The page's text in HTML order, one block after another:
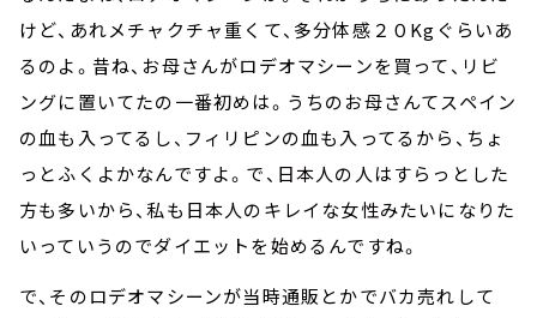
けど、あれメチャクチャ重くて、多分体感２０Kgぐらいあ
るのよ。昔ね、お母さんがロデオマシーンを買って、リビ
ングに置いてたの一番初めは。うちのお母さんてスペイン
の血も入ってるし、フィリピンの血も入ってるから、ちょ
っとふくよかなんですよ。で、日本人の人はすらっとした
方も多いから、私も日本人のキレイな女性みたいになりた
いっていうのでダイエットを始めるんですね。
で、そのロデオマシーンが当時通販とかでバカ売れして